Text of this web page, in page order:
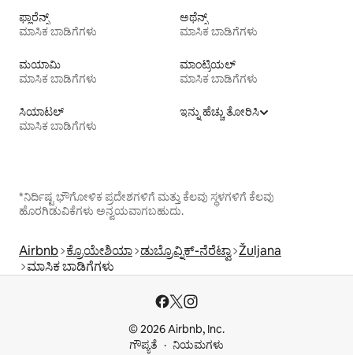
ಫ್ಲಾರೆನ್ಸ್
ಮಾಸಿಕ ಬಾಡಿಗೆಗಳು
ಅಥೆನ್ಸ್
ಮಾಸಿಕ ಬಾಡಿಗೆಗಳು
ಮಯಾಮಿ
ಮಾಸಿಕ ಬಾಡಿಗೆಗಳು
ಮಾಂಟ್ರಿಯಲ್
ಮಾಸಿಕ ಬಾಡಿಗೆಗಳು
ಸಿಯಾಟಲ್
ಮಾಸಿಕ ಬಾಡಿಗೆಗಳು
ಇನ್ನು ಹೆಚ್ಚು ತೋರಿಸಿ
*ನಿರ್ದಿಷ್ಟ ಭೌಗೋಳಿಕ ಪ್ರದೇಶಗಳಿಗೆ ಮತ್ತು ಕೆಲವು ಸ್ಥಳಗಳಿಗೆ ಕೆಲವು
ಹೊರಗಿಡುವಿಕೆಗಳು ಅನ್ವಯವಾಗಬಹುದು.
Airbnb ಕ್ರೊಯೇಶಿಯಾ ಡುಬ್ರೊವ್ನಿಕ್-ನೆರೆಟ್ವಾ Žuljana
ಮಾಸಿಕ ಬಾಡಿಗೆಗಳು
© 2026 Airbnb, Inc.
ಗೌಪ್ಯತೆ
ನಿಯಮಗಳು